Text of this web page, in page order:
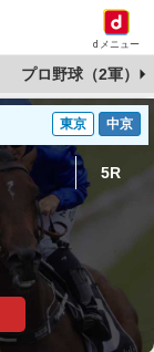
dメニュー
プロ野球（2軍）
東京 中京
5R